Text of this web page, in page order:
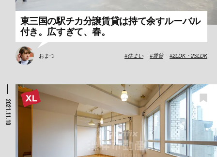
東三国の駅チカ分譲賃貸は持て余すルーバル
付き。広すぎて、春。
おまつ 住まい 賃貸 2LDK・2SLDK
2021.11.10